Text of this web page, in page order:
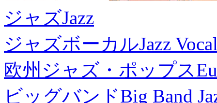
ジャズJazz
ジャズボーカルJazz
欧州ジャズ・ポップス
ビッグバンドBig Band